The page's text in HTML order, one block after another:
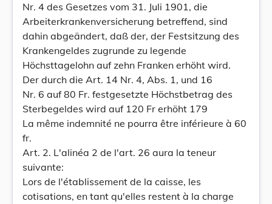
Nr. 4 des Gesetzes vom 31. Juli 1901, die
Arbeiterkrankenversicherung betreffend, sind
dahin abgeändert, daß der, der Festsitzung des
Krankengeldes zugrunde zu legende
Höchsttagelohn auf zehn Franken erhöht wird.
Der durch die Art. 14 Nr. 4, Abs. 1, und 16
Nr. 6 auf 80 Fr. festgesetzte Höchstbetrag des
Sterbegeldes wird auf 120 Fr erhöht 179
La même indemnité ne pourra être inférieure à 60
fr.
Art. 2. L'alinéa 2 de l'art. 26 aura la teneur
suivante:
Lors de l'établissement de la caisse, les
cotisations, en tant qu'elles restent à la charge